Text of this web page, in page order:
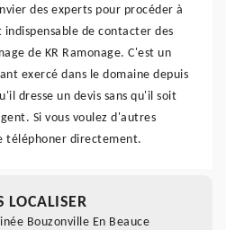
des experts pour procéder à
de contacter des
de KR Ramonage. C'est un
exercé dans le domaine depuis
dresse un devis sans qu'il soit
Si vous voulez d'autres
téléphoner directement.
LOCALISER
Bouzonville En Beauce